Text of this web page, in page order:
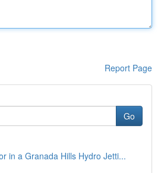
Report Page
Go
in a Granada Hills Hydro Jetti...